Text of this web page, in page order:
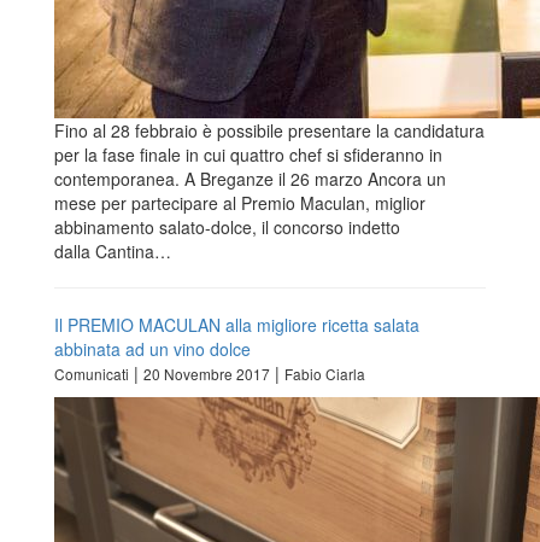
Fino al 28 febbraio è possibile presentare la candidatura
per la fase finale in cui quattro chef si sfideranno in
contemporanea. A Breganze il 26 marzo Ancora un
mese per partecipare al Premio Maculan, miglior
abbinamento salato-dolce, il concorso indetto
dalla Cantina…
Il PREMIO MACULAN alla migliore ricetta salata
abbinata ad un vino dolce
Comunicati | 20 Novembre 2017 | Fabio Ciarla